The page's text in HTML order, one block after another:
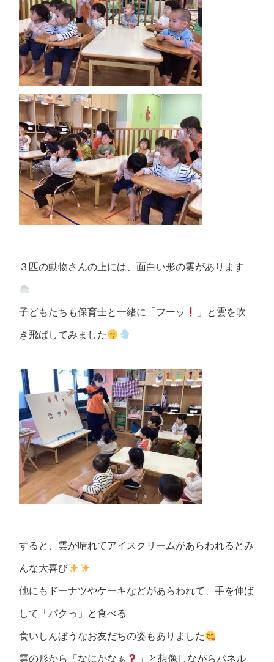
３匹の動物さんの上には、面白い形の雲があります
子どもたちも保育士と一緒に「フーッ 」と雲を吹
き飛ばしてみました
すると、雲が晴れてアイスクリームがあらわれるとみ
んな大喜び
他にもドーナツやケーキなどがあらわれて、手を伸ば
して「パクっ」と食べる
食いしんぼうなお友だちの姿もありました
雲の形から「なにかなぁ 」と想像しながらパネル